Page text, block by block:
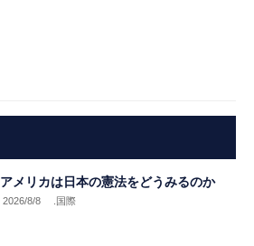
アメリカは日本の憲法をどうみるのか
2026/8/8 .国際